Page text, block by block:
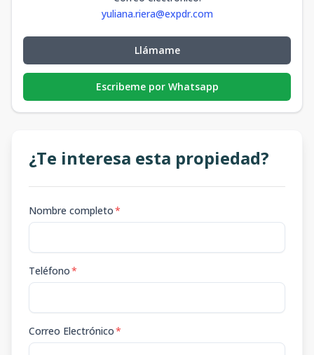
yuliana.riera@expdr.com
Llámame
Escribeme por Whatsapp
¿Te interesa esta propiedad?
Nombre completo*
Teléfono*
Correo Electrónico*